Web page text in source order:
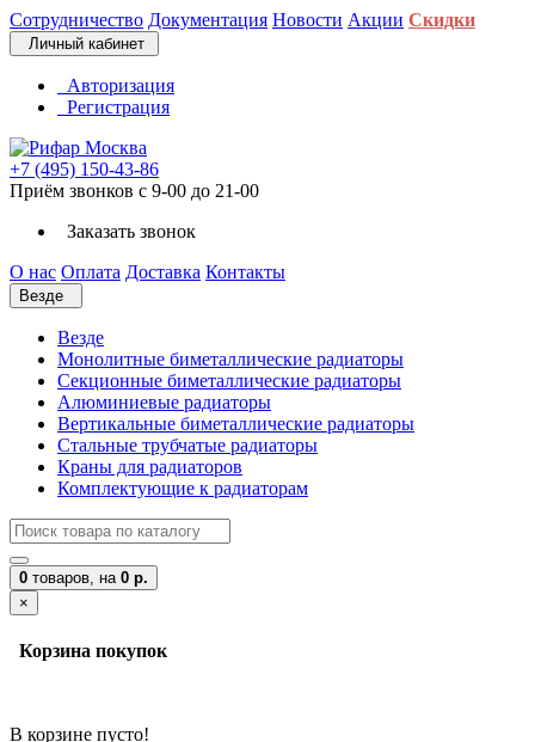
Сотрудничество Документация Новости Акции Скидки
Личный кабинет
Авторизация
Регистрация
+7 (495) 150-43-86
Приём звонков с 9-00 до 21-00
Заказать звонок
О нас Оплата Доставка Контакты
Везде
Везде
Монолитные биметаллические радиаторы
Секционные биметаллические радиаторы
Алюминиевые радиаторы
Вертикальные биметаллические радиаторы
Стальные трубчатые радиаторы
Краны для радиаторов
Комплектующие к радиаторам
0 товаров, на 0 р.
×
Корзина покупок
В корзине пусто!